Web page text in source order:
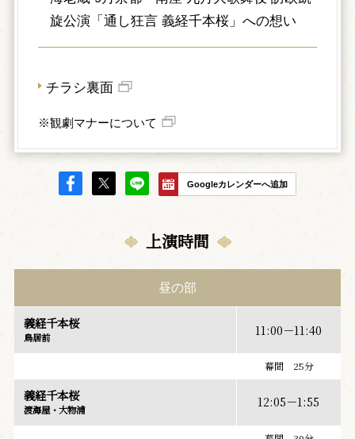
旋公演「通し狂言 義経千本桜」への想い
チラシ裏面
※観劇マナーについて
Googleカレンダーへ追加
上演時間
昼の部
義経千本桜
鳥居前 11:00－11:40
幕間 25分
義経千本桜
渡海屋・大物浦 12:05－1:55